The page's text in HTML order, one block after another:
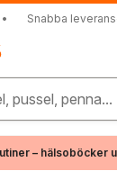
• Snabba
pussel, penna...
– hälsoböcker